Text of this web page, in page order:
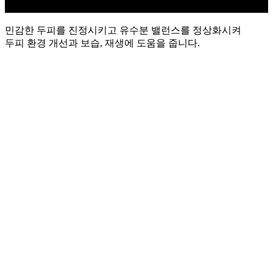
민감한 두피를 진정시키고 유수분 밸런스를 정상화시켜
두피 환경 개선과 보습, 재생에 도움을 줍니다.